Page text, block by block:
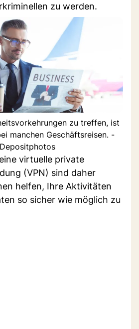
zu werden.
zu treffen, ist
manchen Geschäftsreisen. -
Depositphotos
virtuelle private
(VPN) sind daher
helfen, Ihre Aktivitäten
so sicher wie möglich zu